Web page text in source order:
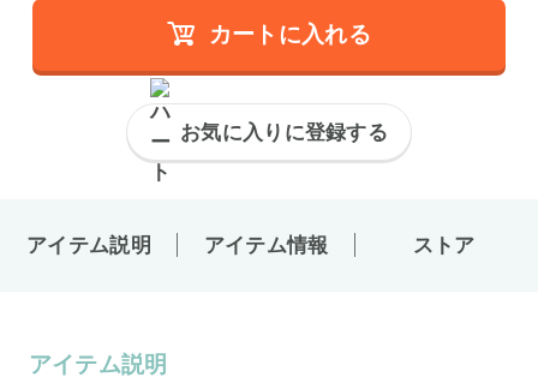
カートに入れる
お気に入りに登録する
アイテム説明 アイテム情報 ストア
アイテム説明